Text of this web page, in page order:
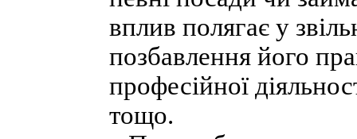
вплив полягає у
позбавлення його
професійної
тощо.